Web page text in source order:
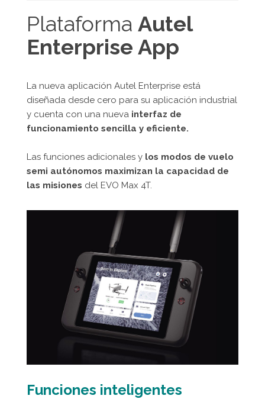
Plataforma Autel
Enterprise App
La nueva aplicación Autel Enterprise está
diseñada desde cero para su aplicación industrial
y cuenta con una nueva interfaz de
funcionamiento sencilla y eficiente.
Las funciones adicionales y los modos de vuelo
semi autónomos maximizan la capacidad de
las misiones del EVO Max 4T.
Funciones inteligentes